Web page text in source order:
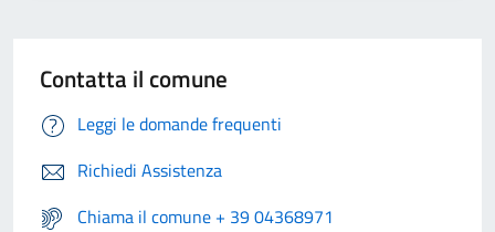
Contatta il comune
Leggi le domande frequenti
Richiedi Assistenza
Chiama il comune + 39 04368971